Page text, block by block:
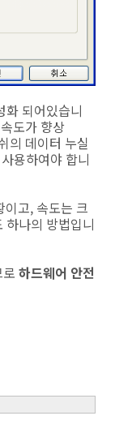
화 되어있습니
도가 향상
의 데이터 누실
용하여야 합니
고, 속도는 크
하나의 방법입니
하드웨어 안전